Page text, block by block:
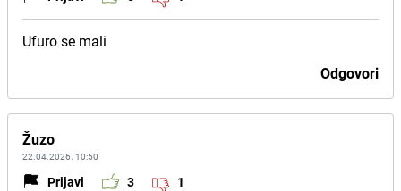
Ufuro se mali
Odgovori
Žuzo
22.04.2026. 10:50
Prijavi 3 1